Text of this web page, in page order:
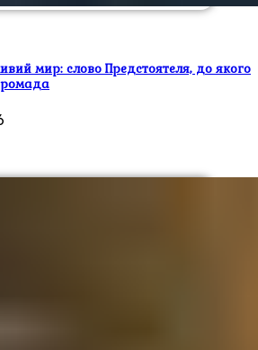
мир: слово Предстоятеля, до якого